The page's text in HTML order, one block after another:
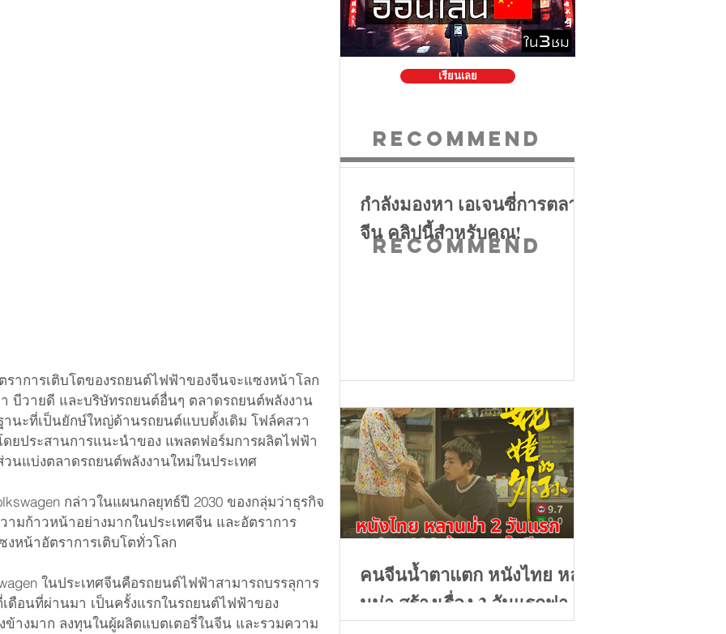
เรียนเลย
Recommend
กำลังมองหา เอเจนซี่การตลาด
จีน คลิปนี้สำหรับคุณ!
คนจีนน้ำตาแตก หนังไทย หลา
นม่า สร้างเรื่อง 2 วันแรกฟาด
Recommend
ราการเติบโตของรถยนต์ไฟฟ้าของจีนจะแซงหน้าโลก
บีวายดี และบริษัทรถยนต์อื่นๆ ตลาดรถยนต์พลังงาน
านะที่เป็นยักษ์ใหญ่ด้านรถยนต์แบบดั้งเดิม โฟล์คสวา
ดยประสานการแนะนำของ แพลตฟอร์มการผลิตไฟฟ้า
วนแบ่งตลาดรถยนต์พลังงานใหม่ในประเทศ
กล่าวในแผนกลยุทธ์ปี 2030 ของกลุ่มว่าธุรกิจ
ามก้าวหน้าอย่างมากในประเทศจีน และอัตราการ
หน้าอัตราการเติบโตทั่วโลก
ในประเทศจีนคือรถยนต์ไฟฟ้าสามารถบรรลุการ
อนที่ผ่านมา เป็นครั้งแรกในรถยนต์ไฟฟ้าของ
ข้างมาก ลงทุนในผู้ผลิตแบตเตอรี่ในจีน และรวมความ